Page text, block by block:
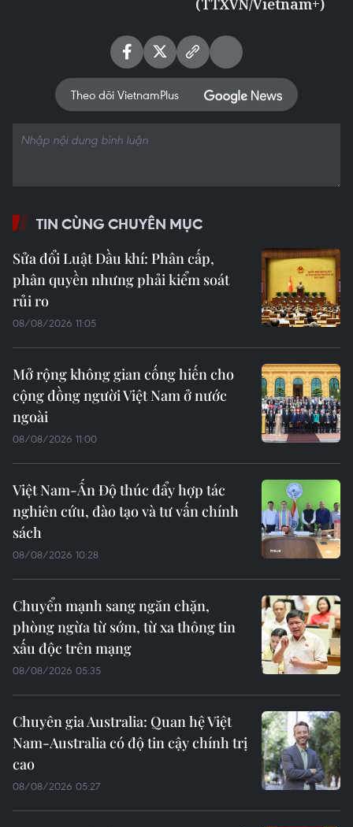
(TTXVN/Vietnam+)
Theo dõi VietnamPlus
TIN CÙNG CHUYÊN MỤC
Sửa đổi Luật Dầu khí: Phân cấp,
phân quyền nhưng phải kiểm soát
rủi ro
08/08/2026 11:05
Mở rộng không gian cống hiến cho
cộng đồng người Việt Nam ở nước
ngoài
08/08/2026 11:00
Việt Nam-Ấn Độ thúc đẩy hợp tác
nghiên cứu, đào tạo và tư vấn chính
sách
08/08/2026 10:28
Chuyển mạnh sang ngăn chặn,
phòng ngừa từ sớm, từ xa thông tin
xấu độc trên mạng
08/08/2026 05:35
Chuyên gia Australia: Quan hệ Việt
Nam-Australia có độ tin cậy chính trị
cao
08/08/2026 05:27